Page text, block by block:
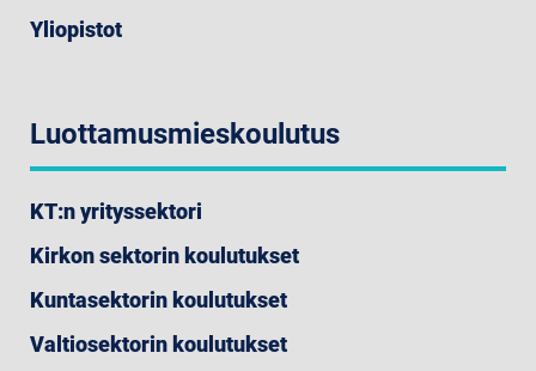
Yliopistot
Luottamusmieskoulutus
KT:n yrityssektori
Kirkon sektorin koulutukset
Kuntasektorin koulutukset
Valtiosektorin koulutukset